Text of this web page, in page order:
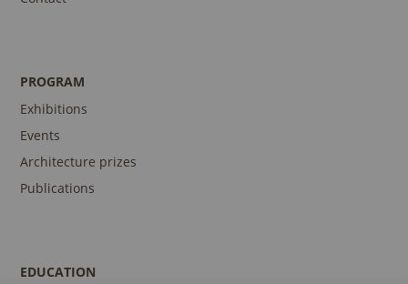
PROGRAM
Exhibitions
Events
Architecture prizes
Publications
EDUCATION